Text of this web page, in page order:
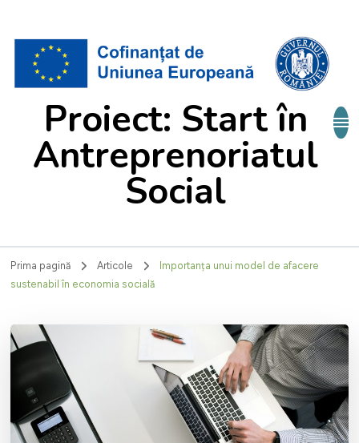
Proiect: Start în
Antreprenoriatul
Social
Prima pagină Articole
Importanța unui model de afacere
sustenabil în economia socială